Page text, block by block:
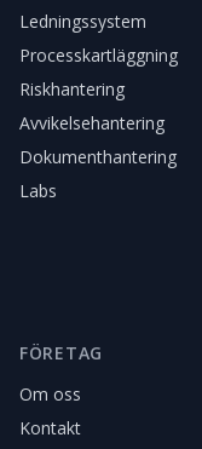
Ledningssystem
Processkartläggning
Riskhantering
Avvikelsehantering
Dokumenthantering
Labs
FÖRETAG
Om oss
Kontakt